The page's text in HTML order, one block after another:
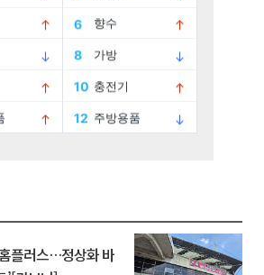
플러스…정상화 바